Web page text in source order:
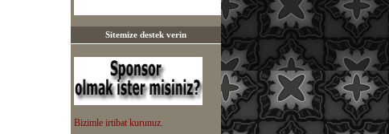
Sitemize destek verin
Bizimle irtibat kurunuz.